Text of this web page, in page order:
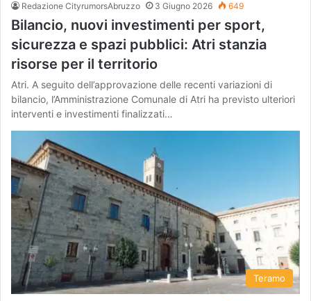
Redazione CityrumorsAbruzzo 3 Giugno 2026 649
Bilancio, nuovi investimenti per sport,
sicurezza e spazi pubblici: Atri stanzia
risorse per il territorio
Atri. A seguito dell’approvazione delle recenti variazioni di
bilancio, l’Amministrazione Comunale di Atri ha previsto ulteriori
interventi e investimenti finalizzati…
Teramo